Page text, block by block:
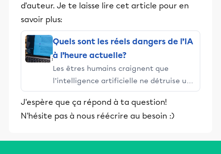
d'auteur. Je te laisse lire cet article pour en
savoir plus:
Quels sont les réels dangers de l’IA
à l’heure actuelle?
Les êtres humains craignent que
l’intelligence artificielle ne détruise un
jour l'humanité. Tour d'horizon des
risques liés à cette révolution
technologique.
J'espère que ça répond à ta question!
N'hésite pas à nous réécrire au besoin :)